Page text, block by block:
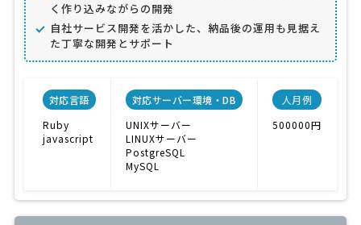
く作り込みながらの開発
自社サービス開発を活かした、納品後の運用も見据え
た丁寧な開発とサポート
対応言語
Ruby
javascript
対応サーバー環境・DB
UNIXサーバー
LINUXサーバー
PostgreSQL
MySQL
人月例
500000円